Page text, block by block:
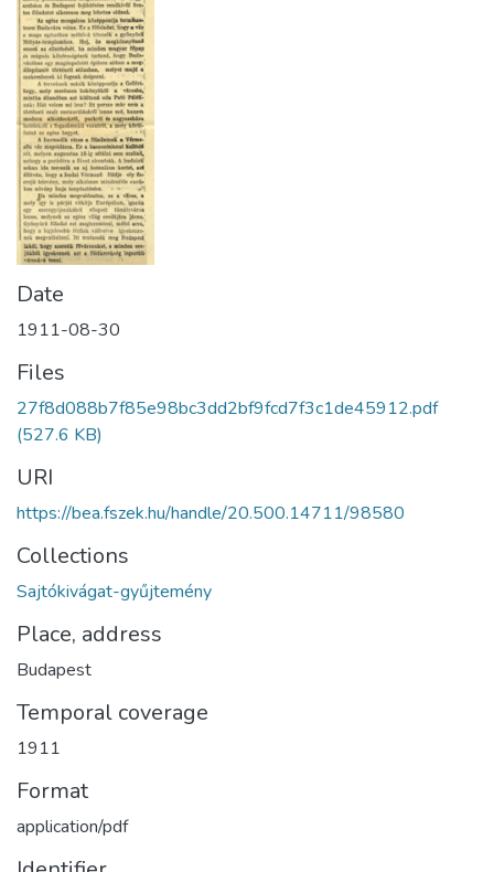
Date
1911-08-30
Files
27f8d088b7f85e98bc3dd2bf9fcd7f3c1de45912.pdf
(527.6 KB)
URI
https://bea.fszek.hu/handle/20.500.14711/98580
Collections
Sajtókivágat-gyűjtemény
Place, address
Budapest
Temporal coverage
1911
Format
application/pdf